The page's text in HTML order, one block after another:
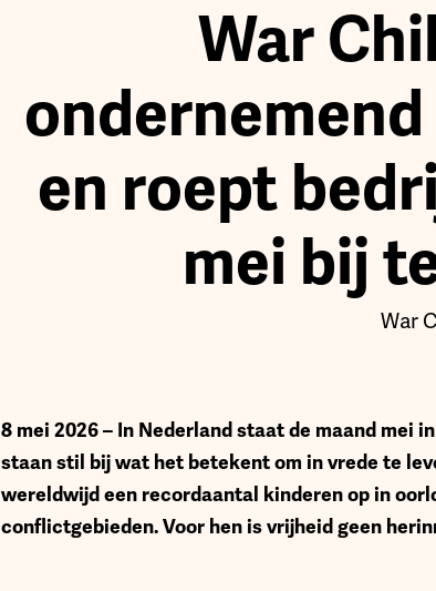
War
en roept
mei bij
War
8 mei 2026 – In Nederland staat de maand mei
staan stil bij wat het betekent om in vrede te
wereldwijd een recordaantal kinderen op in
conflictgebieden. Voor hen is vrijheid geen